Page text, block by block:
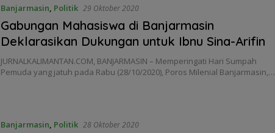
Banjarmasin, Politik 29 Oktober 2020
Gabungan Mahasiswa di Banjarmasin
Deklarasikan Dukungan untuk Ibnu Sina-Arifin
JURNALKALIMANTAN.COM, BANJARMASIN – Memperingati Hari Sumpah
Pemuda yang jatuh pada Rabu (28/10/2020), Poros Milenial Banjarmasin,…
Banjarmasin, Politik 28 Oktober 2020